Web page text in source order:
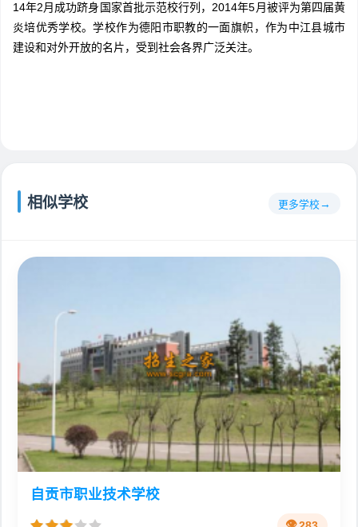
14年2月成功跻身国家首批示范校行列，2014年5月被评为第四届黄
炎培优秀学校。学校作为德阳市职教的一面旗帜，作为中江县城市
建设和对外开放的名片，受到社会各界广泛关注。
相似学校 更多学校
自贡市职业技术学校